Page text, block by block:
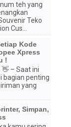
teh yang
Teko
Cus...
Kode
Xpress
!
– Saat ini
bagian penting
yang
Simpan,